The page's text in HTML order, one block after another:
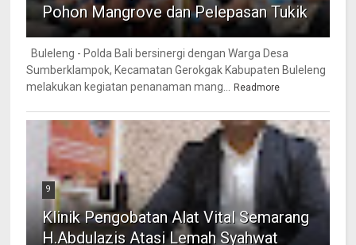
Pohon Mangrove dan Pelepasan Tukik
Buleleng - Polda Bali bersinergi dengan Warga Desa
Sumberklampok, Kecamatan Gerokgak Kabupaten Buleleng
melakukan kegiatan penanaman mang...
Readmore
9
Klinik Pengobatan Alat Vital Semarang
H.Abdulazis Atasi Lemah Syahwat